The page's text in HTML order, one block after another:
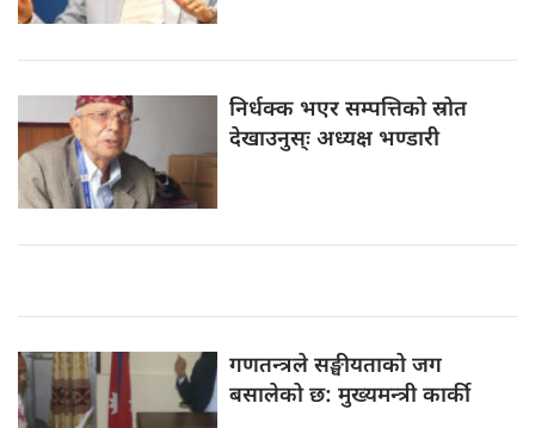
निर्धक्क भएरसम्पत्तिको स्रोत
देखाउनुस्ः अध्यक्ष भण्डारी
गणतन्त्रले सङ्घीयताकोजग
बसालेको छ: मुख्यमन्त्री कार्की